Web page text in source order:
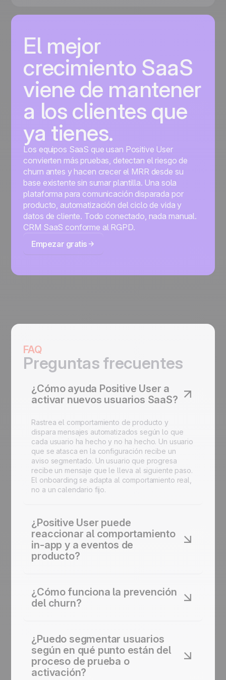
El mejor
crecimiento SaaS
viene de mantener
a los clientes que
ya tienes.
Los equipos SaaS que usan Positive User
convierten más pruebas, detectan el riesgo de
churn antes y hacen crecer el MRR desde su
base existente sin sumar plantilla. Una sola
plataforma para comunicación disparada por
producto, automatización del ciclo de vida y
datos de cliente. Todo conectado, nada manual.
CRM SaaS conforme al RGPD.
Empezar gratis
FAQ
Preguntas frecuentes
¿Cómo ayuda Positive User a
activar nuevos usuarios SaaS?
Rastrea el comportamiento de producto y
dispara mensajes automatizados según lo que
cada usuario ha hecho y no ha hecho. Un usuario
que se atasca en la configuración recibe un
aviso segmentado. Un usuario que progresa
recibe un mensaje que le lleva al siguiente paso.
El onboarding se adapta al comportamiento real,
no a un calendario fijo.
¿Positive User puede
reaccionar al comportamiento
in-app y a eventos de
producto?
producto — completar un paso de configuración,
alcanzar un umbral de uso, invitar a un
compañero — y Positive User dispara la
de marketing por fin trabajan con los mismos
datos.
¿Cómo funciona la prevención
del churn?
identifica a los clientes cuyo comportamiento
indica riesgo. Logins en descenso, uso reducido
de funcionalidades y contactos de soporte sin
resolver disparan una secuencia de retención
automatizada y una alerta interna para tu equipo
¿Puedo segmentar usuarios
según en qué punto están del
proceso de prueba o
activación?